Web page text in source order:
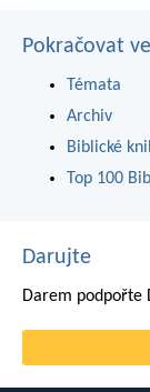
Pokračovat
Témata
Archiv
Biblické
Top 100
Darujte
Darem podpořte